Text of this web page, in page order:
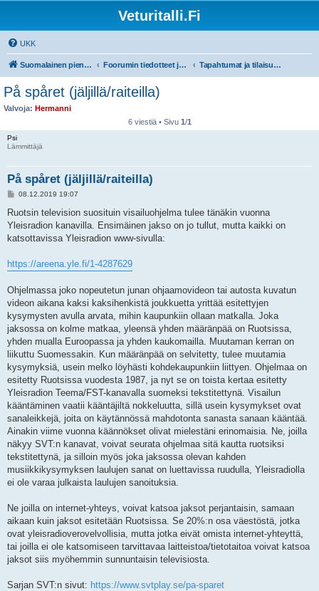
Veturitalli.Fi
UKK
Suomalainen pienoisrautatiefoorumi Foorumin tiedotteet ja ohjeet Tapahtumat ja tilaisuudet
På spåret (jäljillä/raiteilla)
Valvoja: Hermanni
6 viestiä • Sivu 1/1
Psi
Lämmittäjä
På spåret (jäljillä/raiteilla)
V
e
t
i
08.12.2019 19:07
Ruotsin television suosituin visailuohjelma tulee tänäkin vuonna
Yleisradion kanavilla. Ensimäinen jakso on jo tullut, mutta kaikki on
katsottavissa Yleisradion www-sivulla:
https://areena.yle.fi/1-4287629
Ohjelmassa joko nopeutetun junan ohjaamovideon tai autosta kuvatun
videon aikana kaksi kaksihenkistä joukkuetta yrittää esitettyjen
kysymysten avulla arvata, mihin kaupunkiin ollaan matkalla. Joka
jaksossa on kolme matkaa, yleensä yhden määränpää on Ruotsissa,
yhden mualla Euroopassa ja yhden kaukomailla. Muutaman kerran on
liikuttu Suomessakin. Kun määränpää on selvitetty, tulee muutamia
kysymyksiä, usein melko löyhästi kohdekaupunkiin liittyen. Ohjelmaa on
esitetty Ruotsissa vuodesta 1987, ja nyt se on toista kertaa esitetty
Yleisradion Teema/FST-kanavalla suomeksi tekstitettynä. Visailun
kääntäminen vaatii kääntäjiltä nokkeluutta, sillä usein kysymykset ovat
sanaleikkejä, joita on käytännössä mahdotonta sanasta sanaan kääntää.
Ainakin viime vuonna käännökset olivat mielestäni erinomaisia. Ne, joilla
näkyy SVT:n kanavat, voivat seurata ohjelmaa sitä kautta ruotsiksi
tekstitettynä, ja silloin myös joka jaksossa olevan kahden
musiikkikysymyksen laulujen sanat on luettavissa ruudulla, Yleisradiolla
ei ole varaa julkaista laulujen sanoituksia.
Ne joilla on internet-yhteys, voivat katsoa jaksot perjantaisin, samaan
aikaan kuin jaksot esitetään Ruotsissa. Se 20%:n osa väestöstä, jotka
ovat yleisradioverovelvollisia, mutta jotka eivät omista internet-yhteyttä,
tai joilla ei ole katsomiseen tarvittavaa laitteistoa/tietotaitoa voivat katsoa
jaksot siis myöhemmin sunnuntaisin televisiosta.
Sarjan SVT:n sivut: https://www.svtplay.se/pa-sparet